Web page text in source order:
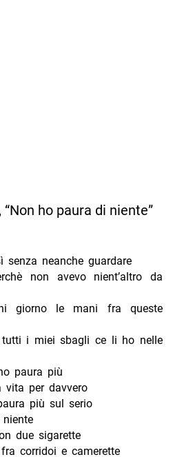
ho paura di niente”
senza neanche guardare
non avevo nient’altro da
giorno le mani fra queste
tutti i miei sbagli ce li ho nelle
paura più
vita per davvero
più sul serio
due sigarette
corridoi e camerette